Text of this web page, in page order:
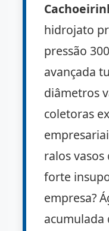
hidrojato
pressão
avançada
diâmetros
coletoras
ralos vasos
forte
empresa?